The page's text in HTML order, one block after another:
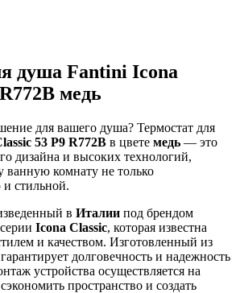
душа Fantini Icona
медь
для вашего душа? Термостат для
53 P9 R772B в цвете медь — это
дизайна и высоких технологий,
ванную комнату не только
стильной.
в Италии под брендом
Icona Classic, которая известна
и качеством. Изготовленный из
долговечность и надежность
устройства осуществляется на
пространство и создать